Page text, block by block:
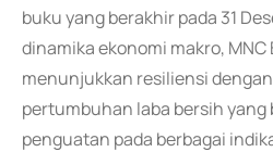
buku yang berakhir pada 31
dinamika ekonomi makro, MNC
menunjukkan resiliensi
pertumbuhan laba bersih
penguatan pada berbagai